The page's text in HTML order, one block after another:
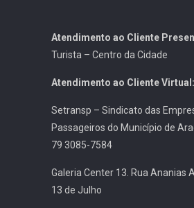
Atendimento ao Cliente
Turista – Centro da Cidade
Atendimento ao Cliente Virtual:
Setransp – Sindicato das
Passageiros do Município de
79 3085-7584
Galeria Center 13. Rua Ananias
13 de Julho